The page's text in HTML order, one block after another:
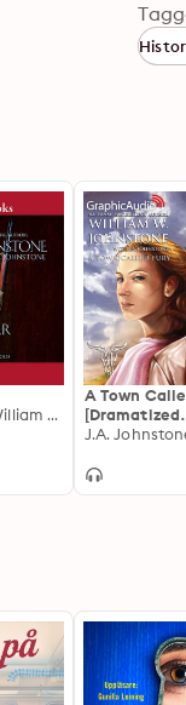
J.A. Johnstone, William W. Johnstone
A Town
[Dramatized
Adaptation]: